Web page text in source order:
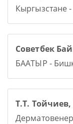
Кыргызстане
Советбек
БААТЫР -
Т.Т.